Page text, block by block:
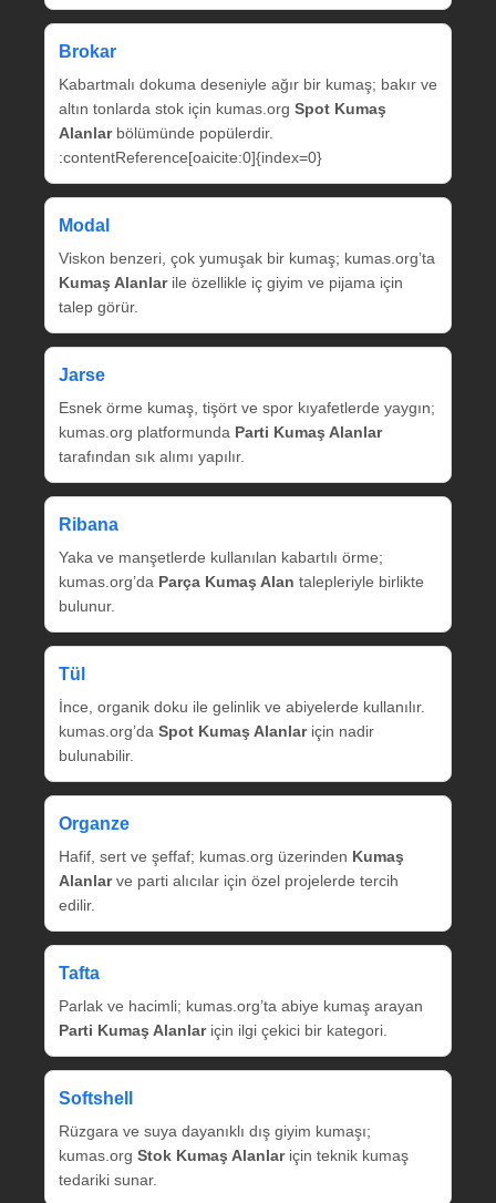
Brokar
Kabartmalı dokuma deseniyle ağır bir kumaş; bakır ve
altın tonlarda stok için kumas.org Spot Kumaş
Alanlarbölümünde popülerdir.
:contentReference[oaicite:0]{index=0}
Modal
Viskon benzeri, çok yumuşak bir kumaş; kumas.org’ta
Kumaş Alanlarile özellikle iç giyim ve pijama için
talep görür.
Jarse
Esnek örme kumaş, tişört ve spor kıyafetlerde yaygın;
kumas.org platformunda Parti Kumaş Alanlar
tarafından sık alımı yapılır.
Ribana
Yaka ve manşetlerde kullanılan kabartılı örme;
kumas.org’da Parça Kumaş Alan talepleriyle birlikte
bulunur.
Tül
İnce, organik doku ile gelinlik ve abiyelerde kullanılır.
kumas.org’da Spot Kumaş Alanlariçin nadir
bulunabilir.
Organze
Hafif, sert ve şeffaf; kumas.org üzerinden Kumaş
Alanlarve parti alıcılar için özel projelerde tercih
edilir.
Tafta
Parlak ve hacimli; kumas.org’ta abiye kumaş arayan
Parti Kumaş Alanlariçin ilgi çekici bir kategori.
Softshell
Rüzgara ve suya dayanıklı dış giyim kumaşı;
kumas.org Stok Kumaş Alanlariçin teknik kumaş
tedariki sunar.